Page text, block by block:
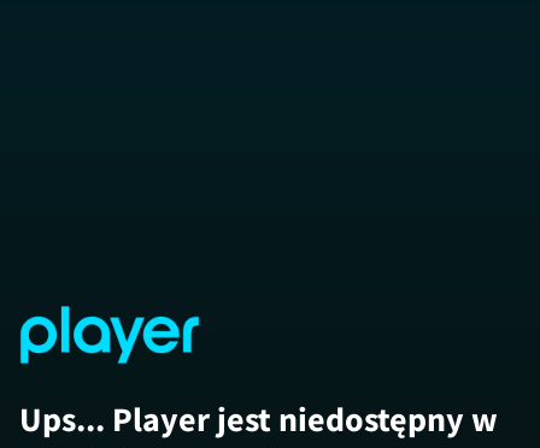
Ups... Player jest niedostępny w